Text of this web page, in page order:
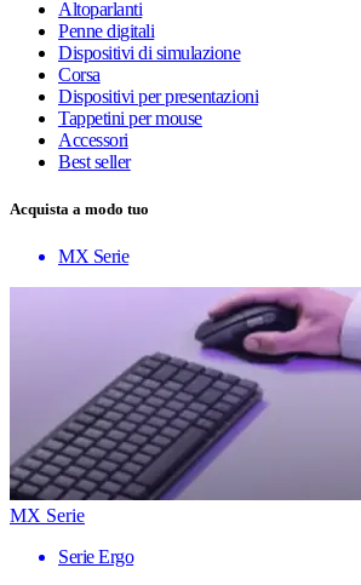
Altoparlanti
Penne digitali
Dispositivi di simulazione
Corsa
Dispositivi per presentazioni
Tappetini per mouse
Accessori
Best seller
Acquista a modo tuo
MX Serie
MX Serie
Serie Ergo